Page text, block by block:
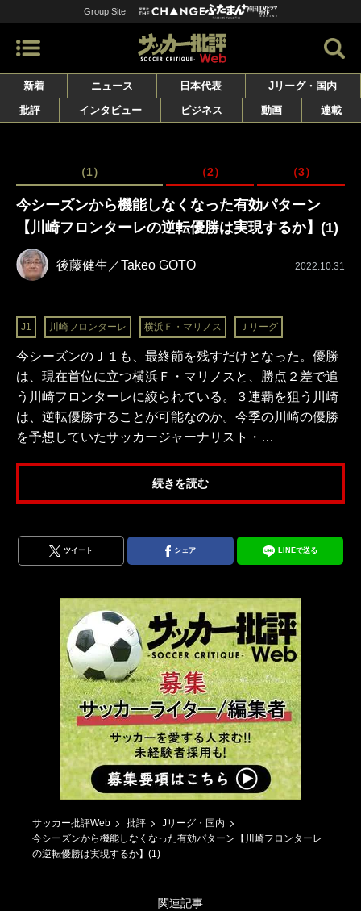
Group Site
新着 ニュース 日本代表
Jリーグ・国内
批評
インタビュー ビジネス 動画 連載
（1） （2） （3）
今シーズンから機能しなくなった有効パターン
【川崎フロンターレの逆転優勝は実現するか】(1)
後藤健生／Takeo GOTO 2022.10.31
J1 川崎フロンターレ 横浜Ｆ・マリノス Ｊリーグ
今シーズンのＪ１も、最終節を残すだけとなった。優勝
は、現在首位に立つ横浜Ｆ・マリノスと、勝点２差で追
う川崎フロンターレに絞られている。３連覇を狙う川崎
は、逆転優勝することが可能なのか。今季の川崎の優勝
を予想していたサッカージャーナリスト・…
続きを読む
ツイート シェア LINEで送る
サッカー批評Web 批評
Jリーグ・国内
今シーズンから機能しなくなった有効パターン【川崎フロンターレ
の逆転優勝は実現するか】(1)
関連記事